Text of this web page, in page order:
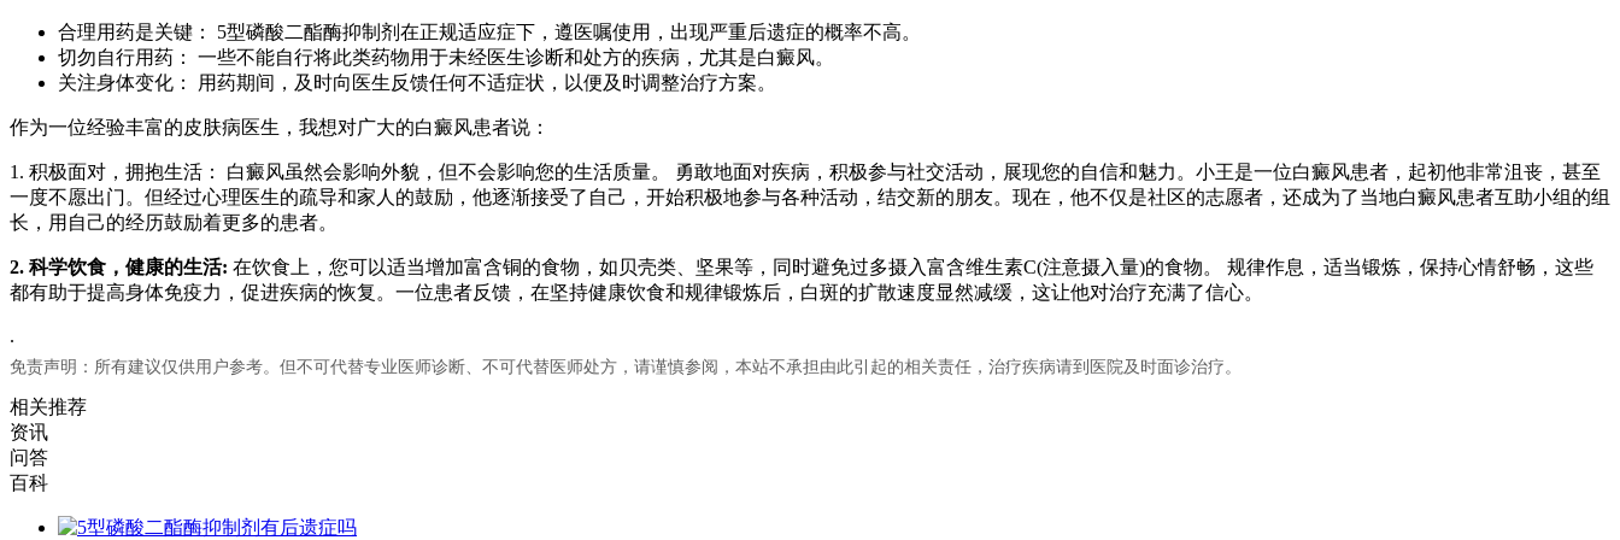
合理用药是关键： 5型磷酸二酯酶抑制剂在正规适应症下，遵医嘱使用，出现严重后遗症的概率不高。
切勿自行用药： 一些不能自行将此类药物用于未经医生诊断和处方的疾病，尤其是白癜风。
关注身体变化： 用药期间，及时向医生反馈任何不适症状，以便及时调整治疗方案。
作为一位经验丰富的皮肤病医生，我想对广大的白癜风患者说：
1. 积极面对，拥抱生活： 白癜风虽然会影响外貌，但不会影响您的生活质量。 勇敢地面对疾病，积极参与社交活动，展现您的自信和魅力。小王是一位白癜风患者，起初他非常沮丧，甚至
一度不愿出门。但经过心理医生的疏导和家人的鼓励，他逐渐接受了自己，开始积极地参与各种活动，结交新的朋友。现在，他不仅是社区的志愿者，还成为了当地白癜风患者互助小组的组
长，用自己的经历鼓励着更多的患者。
2. 科学饮食，健康的生活: 在饮食上，您可以适当增加富含铜的食物，如贝壳类、坚果等，同时避免过多摄入富含维生素C(注意摄入量)的食物。 规律作息，适当锻炼，保持心情舒畅，这些
都有助于提高身体免疫力，促进疾病的恢复。一位患者反馈，在坚持健康饮食和规律锻炼后，白斑的扩散速度显然减缓，这让他对治疗充满了信心。
.
免责声明：所有建议仅供用户参考。但不可代替专业医师诊断、不可代替医师处方，请谨慎参阅，本站不承担由此引起的相关责任，治疗疾病请到医院及时面诊治疗。
相关推荐
资讯
问答
百科